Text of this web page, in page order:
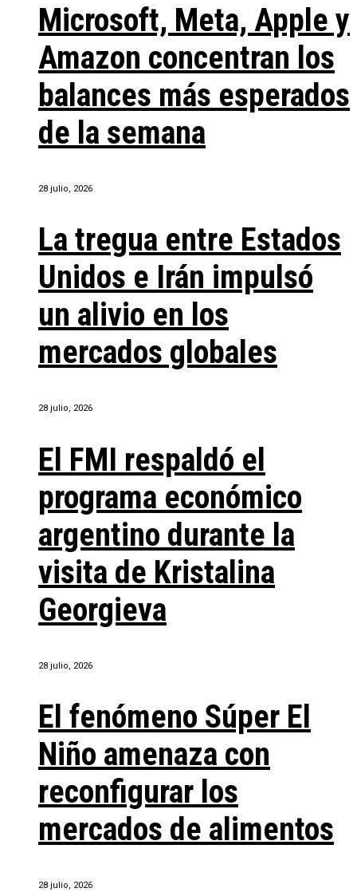
Microsoft, Meta, Apple y
Amazon concentran los
balances más esperados
de la semana
28 julio, 2026
La tregua entre Estados
Unidos e Irán impulsó
un alivio en los
mercados globales
28 julio, 2026
El FMI respaldó el
programa económico
argentino durante la
visita de Kristalina
Georgieva
28 julio, 2026
El fenómeno Súper El
Niño amenaza con
reconfigurar los
mercados de alimentos
28 julio, 2026